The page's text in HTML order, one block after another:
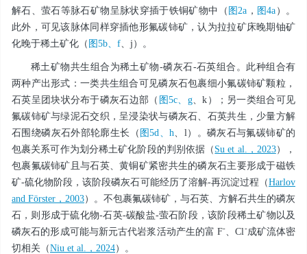
解石、萤石等脉石矿物呈脉状穿插于铁铜矿物中（ 图2a ， 图4a ）。
此外，可见该脉体同样穿插他形氟碳铈矿，认为拉拉矿床晚期铀矿
化晚于稀土矿化（ 图5b、f 、j）。
稀土矿物共生组合为稀土矿物-磷灰石-石英组合。此种组合有
两种产出形式：一类共生组合可见磷灰石包裹细小氟碳铈矿颗粒，
石英呈团块状分布于磷灰石边部（ 图5c、g、k）；另一类组合可见
氟碳铈矿与绿泥石交织，呈浸染状与磷灰石、石英共生，少量方解
石围绕磷灰石外部轮廓生长（ 图5d、h 、l）。磷灰石与氟碳铈矿的
包裹关系可作为划分稀土矿化阶段的判别依据（ Su et al.，2023），
包裹氟碳铈矿且与石英、黄铜矿紧密共生的磷灰石主要形成于磁铁
矿-硫化物阶段，该阶段磷灰石可能经历了溶解-再沉淀过程（Harlov
and Förster，2003）。不包裹氟碳铈矿，与石英、方解石共生的磷灰
石，则形成于硫化物-石英-碳酸盐-萤石阶段，该阶段稀土矿物以及
磷灰石的形成可能与新元古代岩浆活动产生的富 F- 、Cl-成矿流体密
切相关（Niu et al.，2024）。